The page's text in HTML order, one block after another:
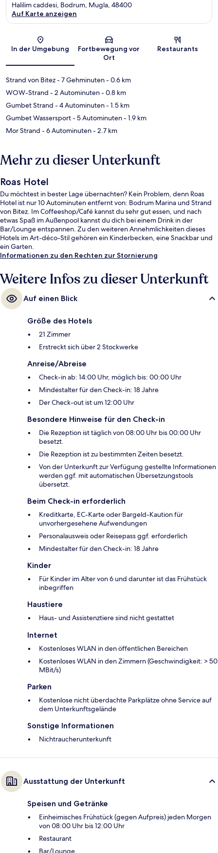
Karte
Halilim caddesi, Bodrum, Mugla, 48400
Auf Karte anzeigen
In der Umgebung
Fortbewegung vor
Ort
Restaurants
Strand von Bitez- 7 Gehminuten- 0.6 km
WOW-Strand - 2 Autominuten- 0.8 km
Gumbet Strand - 4 Autominuten- 1.5 km
Gumbet Wassersport- 5 Autominuten- 1.9 km
Mor Strand - 6 Autominuten- 2.7 km
Mehr zu dieser Unterkunft
Roas Hotel
Du möchtest in bester Lage übernachten? Kein Problem, denn Roas
Hotel ist nur 10 Autominuten entfernt von: Bodrum Marina und Strand
von Bitez. Im Coffeeshop/Café kannst du sehr gut essen, und nach
etwas Spaß im Außenpool kannst du dich bei einem Drink in der
Bar/Lounge entspannen. Zu den weiteren Annehmlichkeiten dieses
Hotels im Art-déco-Stil gehören ein Kinderbecken, eine Snackbar und
ein Garten.
Informationen zu den Rechten zur Stornierung
Weitere Infos zu dieser Unterkunft
Auf einen Blick
Größe des Hotels
21 Zimmer
Erstreckt sich über 2 Stockwerke
Anreise/Abreise
Check-in ab: 14:00 Uhr, möglich bis: 00:00 Uhr
Mindestalter für den Check-in: 18 Jahre
Der Check-out ist um 12:00 Uhr
Besondere Hinweise für den Check-in
Die Rezeption ist täglich von 08:00 Uhr bis 00:00 Uhr
besetzt.
Die Rezeption ist zu bestimmten Zeiten besetzt.
Von der Unterkunft zur Verfügung gestellte Informationen
werden ggf. mit automatischen Übersetzungstools
übersetzt.
Beim Check-in erforderlich
Kreditkarte, EC-Karte oder Bargeld-Kaution für
unvorhergesehene Aufwendungen
Personalausweis oder Reisepass ggf. erforderlich
Mindestalter für den Check-in: 18 Jahre
Kinder
Für Kinder im Alter von 6 und darunter ist das Frühstück
inbegriffen
Haustiere
Haus- und Assistenztiere sind nicht gestattet
Internet
Kostenloses WLAN in den öffentlichen Bereichen
Kostenloses WLAN in den Zimmern (Geschwindigkeit: > 50
MBit/s)
Parken
Kostenlose nicht überdachte Parkplätze ohne Service auf
dem Unterkunftsgelände
Sonstige Informationen
Nichtraucherunterkunft
Ausstattung der Unterkunft
Speisen und Getränke
Einheimisches Frühstück (gegen Aufpreis) jeden Morgen
von 08:00 Uhr bis 12:00 Uhr
Restaurant
Bar/Lounge